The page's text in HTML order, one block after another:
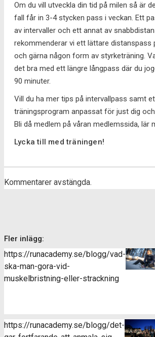
Om du vill utveckla din tid på milen så är
fall får in 3-4 stycken pass i veckan. Ett
av intervaller och ett annat av
rekommenderar vi ett lättare distanspass
och gärna någon form av styrketräning.
det bra med ett längre långpass där du
90 minuter.
Vill du ha mer tips på intervallpass samt
träningsprogram anpassat för just dig
Bli då medlem på våran medlemssida, lär
Lycka till med träningen!
Kommentarer avstängda.
Fler inlägg:
https://runacademy.se/blogg/vad-
ska-man-gora-vid-
muskelbristning-eller-strackning
https://runacademy.se/blogg/det-